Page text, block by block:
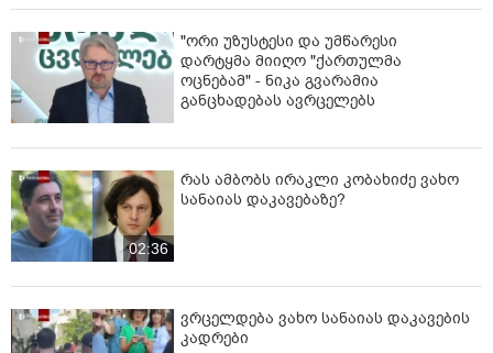
"ორი უზუსტესი და უმწარესი
დარტყმა მიიღო "ქართულმა
ოცნებამ" - ნიკა გვარამია
განცხადებას ავრცელებს
02:36
რას ამბობს ირაკლი კობახიძე ვახო
სანაიას დაკავებაზე?
ვრცელდება ვახო სანაიას დაკავების
კადრები